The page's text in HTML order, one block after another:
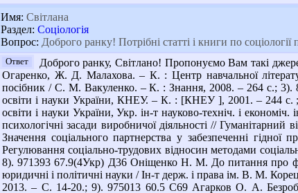
Имя: Світлана
Раздел: Соціологія
Вопрос: Доброго ранку! Потрібні статті і книги по соціології
Ответ
Доброго ранку, Світлано! Пропонуємо Вам такі
Огаренко, Ж. Д. Малахова. – К. : Центр навчальної
посібник / С. М. Вакуленко. – К. : Знання, 2008. – 264 с.; 3).
освіти і науки України, КНЕУ. – К. : [КНЕУ ], 2001. – 244 с. ;
освіти і науки України, Укр. ін-т науково-техніч. і
психологічні засади виробничої діяльності //
Значення соціального партнерства у забезпеченні
Регулювання соціально-трудових відносин методами
8). 971393 67.9(4Укр) Д36 Оніщенко Н. М. До питання про
юридичні і політичні науки / Ін-т держ. і права ім. В. М.
2013. – С. 14-20.; 9). 975013 60.5 С69 Агарков О. А.